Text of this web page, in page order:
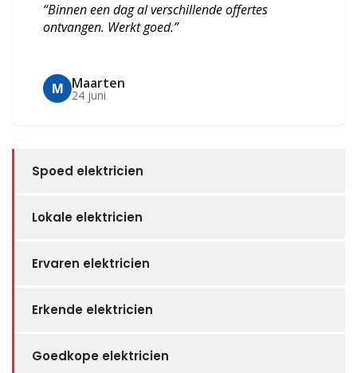
“Binnen een dag al verschillende offertes
ontvangen. Werkt goed.”
M Maarten
24 juni
Spoed elektricien
Lokale elektricien
Ervaren elektricien
Erkende elektricien
Goedkope elektricien